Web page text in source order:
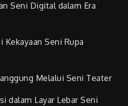
Seni Digital dalam Era
Kekayaan Seni Rupa
Melalui Seni Teater
dalam Layar Lebar Seni